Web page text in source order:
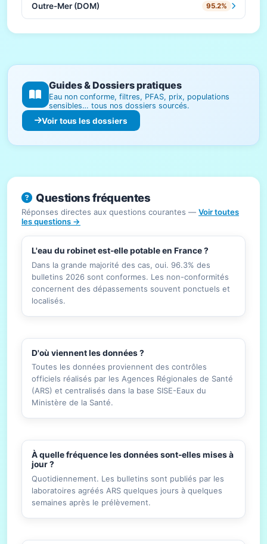
Outre-Mer (DOM) 95.2%
Guides & Dossiers pratiques
Eau non conforme, filtres, PFAS, prix, populations
sensibles… tous nos dossiers sourcés.
Voir tous les dossiers
Questions fréquentes
Réponses directes aux questions courantes — Voir toutes
les questions →
L'eau du robinet est-elle potable en France ?
Dans la grande majorité des cas, oui. 96.3% des
bulletins 2026 sont conformes. Les non-conformités
concernent des dépassements souvent ponctuels et
localisés.
D'où viennent les données ?
Toutes les données proviennent des contrôles
officiels réalisés par les Agences Régionales de Santé
(ARS) et centralisés dans la base SISE-Eaux du
Ministère de la Santé.
À quelle fréquence les données sont-elles mises à
jour ?
Quotidiennement. Les bulletins sont publiés par les
laboratoires agréés ARS quelques jours à quelques
semaines après le prélèvement.